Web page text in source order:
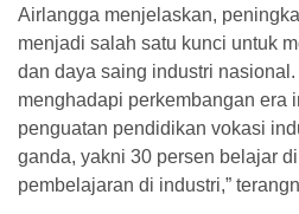
Airlangga menjelaskan,
menjadi salah satu kunci untuk
dan daya saing industri
menghadapi perkembangan era
penguatan pendidikan vokasi
ganda, yakni 30 persen belajar
pembelajaran di industri,”